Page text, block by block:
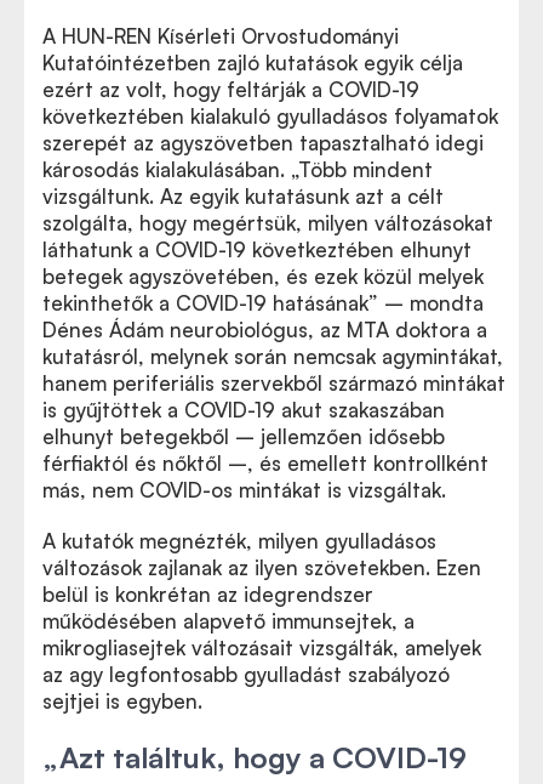
A HUN-REN Kísérleti Orvostudományi
Kutatóintézetben zajló kutatások egyik célja
ezért az volt, hogy feltárják a COVID-19
következtében kialakuló gyulladásos folyamatok
szerepét az agyszövetben tapasztalható idegi
károsodás kialakulásában. „Több mindent
vizsgáltunk. Az egyik kutatásunk azt a célt
szolgálta, hogy megértsük, milyen változásokat
láthatunk a COVID-19 következtében elhunyt
betegek agyszövetében, és ezek közül melyek
tekinthetők a COVID-19 hatásának” – mondta
Dénes Ádám neurobiológus, az MTA doktora a
kutatásról, melynek során nemcsak agymintákat,
hanem periferiális szervekből származó mintákat
is gyűjtöttek a COVID-19 akut szakaszában
elhunyt betegekből – jellemzően idősebb
férfiaktól és nőktől –, és emellett kontrollként
más, nem COVID-os mintákat is vizsgáltak.
A kutatók megnézték, milyen gyulladásos
változások zajlanak az ilyen szövetekben. Ezen
belül is konkrétan az idegrendszer
működésében alapvető immunsejtek, a
mikrogliasejtek változásait vizsgálták, amelyek
az agy legfontosabb gyulladást szabályozó
sejtjei is egyben.
„Azt találtuk, hogy a COVID-19